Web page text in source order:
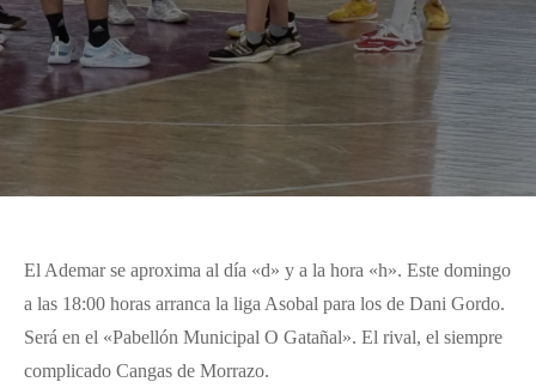
El Ademar se aproxima al día «d» y a la hora «h». Este domingo
a las 18:00 horas arranca la liga Asobal para los de Dani Gordo.
Será en el «Pabellón Municipal O Gatañal». El rival, el siempre
complicado Cangas de Morrazo.